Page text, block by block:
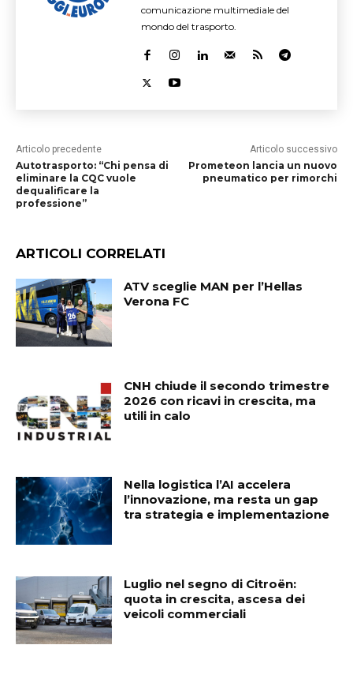
comunicazione multimediale del
mondo del trasporto.
Articolo precedente
Autotrasporto: “Chi pensa di
eliminare la CQC vuole
dequalificare la
professione”
Articolo successivo
Prometeon lancia un nuovo
pneumatico per rimorchi
ARTICOLI CORRELATI
ATV sceglie MAN per l’Hellas
Verona FC
CNH chiude il secondo trimestre
2026 con ricavi in crescita, ma
utili in calo
Nella logistica l’AI accelera
l’innovazione, ma resta un gap
tra strategia e implementazione
Luglio nel segno di Citroën:
quota in crescita, ascesa dei
veicoli commerciali